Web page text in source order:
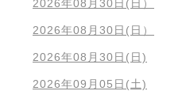
2026年08月30日(日）
2026年08月30日(日）
2026年08月30日(日)
2026年09月05日(土)